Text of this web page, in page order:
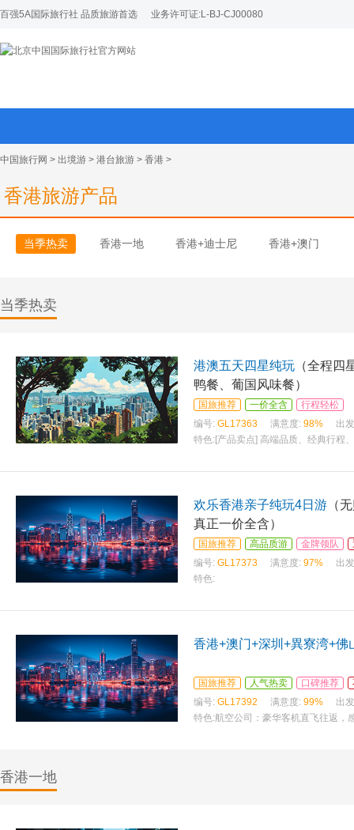
百强5A国际旅行社 品质旅游首选 业务许可证:L-BJ-CJ00080
中国旅行网 > 出境游 > 港台旅游 > 香港 >
香港旅游产品
当季热卖 香港一地 香港+迪士尼 香港+澳门
当季热卖
港澳五天四星纯玩 （全程四
鸭餐、葡国风味餐）
国旅推荐 一价全含
行程轻松
编号: GL17363 满意度: 98%
出
特色: [产品卖点] 高端品质、经典行程
欢乐香港亲子纯玩4日游 （
真正一价全含）
国旅推荐 高品质游 金牌领队
编号: GL17373 满意度: 97%
出
特色:
香港+澳门+深圳+異寮湾+佛
国旅推荐 人气热卖 口碑推荐
编号: GL17392 满意度: 99%
出
特色:航空公司：豪华客机直飞往返，
香港一地